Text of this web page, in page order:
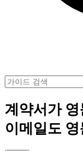
계약서가
이메일도